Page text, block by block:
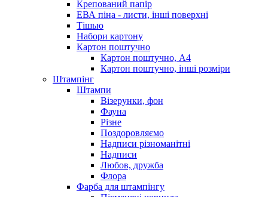
Крепований папір
ЕВА піна - листи, інші поверхні
Тішью
Набори картону
Картон поштучно
Картон поштучно, А4
Картон поштучно, інші розміри
Штампінг
Штампи
Візерунки, фон
Фауна
Різне
Поздоровляємо
Надписи різноманітні
Надписи
Любов, дружба
Флора
Фарба для штампінгу